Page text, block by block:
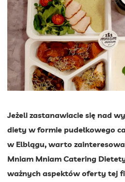
Jeżeli zastanawiacie się nad
diety w formie pudełkowego
w Elblągu, warto
Mniam Mniam Catering
ważnych aspektów oferty tej